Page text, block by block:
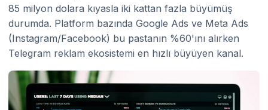
85 milyon dolara kıyasla iki kattan fazla büyümüş
durumda. Platform bazında Google Ads ve Meta Ads
(Instagram/Facebook) bu pastanın %60'ını alırken
Telegram reklam ekosistemi en hızlı büyüyen kanal.